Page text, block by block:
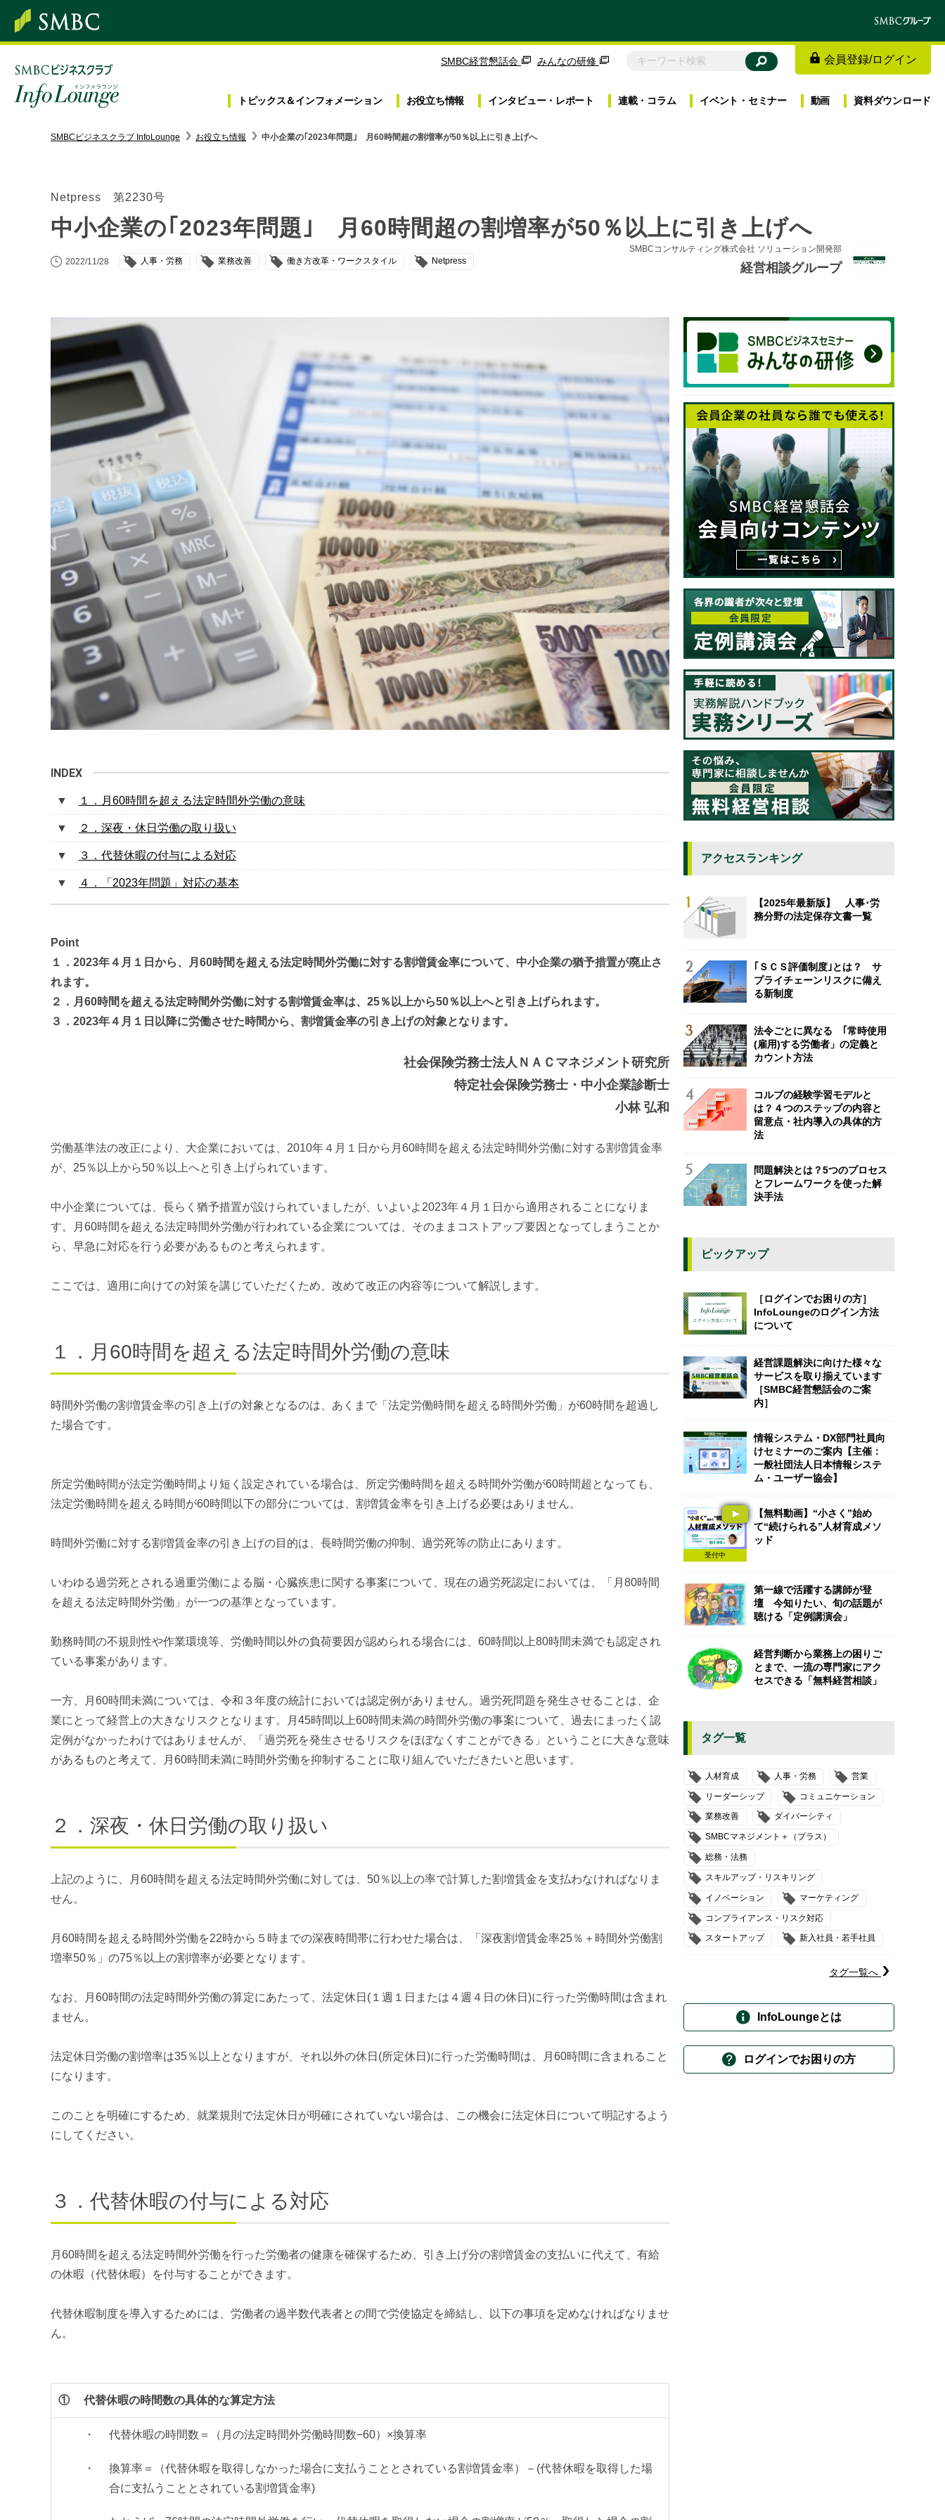
SMBC経営懇話会 みんなの研修 会員登録/ログイン
トピックス＆インフォメーション お役立ち情報 インタビュー・ レポート 連載・ コラム イベント・ セミナー 動画 資料ダウンロード
トピックス＆インフォメーション
連載・コラム
イベント・セミナー
資料ダウンロード
プライバシーポリシー
本サイトのご利用にあたって
お問い合わせ
運営会社
SMBCビジネスクラブ InfoLounge お役立ち情報 中小企業の｢2023年問題｣ 月60時間超の割増率が50％以上に引き上げへ
Netpress 第2230号
中小企業の｢2023年問題｣ 月60時間超の割増率が50％以上に引き上げへ
2022/11/28 人事・労務 業務改善 働き方改革・ワークスタイル Netpress
SMBCコンサルティング株式会社 ソリューション開発部
経営相談グループ
１．月60時間を超える法定時間外労働の意味
２．深夜・休日労働の取り扱い
３．代替休暇の付与による対応
４．「2023年問題」対応の基本
Point
１．2023年４月１日から、月60時間を超える法定時間外労働に対する割増賃金率について、中小企業の猶予措置が廃止さ
れます。
２．月60時間を超える法定時間外労働に対する割増賃金率は、25％以上から50％以上へと引き上げられます。
３．2023年４月１日以降に労働させた時間から、割増賃金率の引き上げの対象となります。
社会保険労務士法人ＮＡＣマネジメント研究所
特定社会保険労務士・中小企業診断士
小林 弘和
労働基準法の改正により、大企業においては、2010年４月１日から月60時間を超える法定時間外労働に対する割増賃金率
が、25％以上から50％以上へと引き上げられています。
中小企業については、長らく猶予措置が設けられていましたが、いよいよ2023年４月１日から適用されることになりま
す。月60時間を超える法定時間外労働が行われている企業については、そのままコストアップ要因となってしまうことか
ら、早急に対応を行う必要があるものと考えられます。
ここでは、適用に向けての対策を講じていただくため、改めて改正の内容等について解説します。
１．月60時間を超える法定時間外労働の意味
時間外労働の割増賃金率の引き上げの対象となるのは、あくまで「法定労働時間を超える時間外労働」が60時間を超過し
た場合です。
所定労働時間が法定労働時間より短く設定されている場合は、所定労働時間を超える時間外労働が60時間超となっても、
法定労働時間を超える時間が60時間以下の部分については、割増賃金率を引き上げる必要はありません。
時間外労働に対する割増賃金率の引き上げの目的は、長時間労働の抑制、過労死等の防止にあります。
いわゆる過労死とされる過重労働による脳・心臓疾患に関する事案について、現在の過労死認定においては、「月80時間
を超える法定時間外労働」が一つの基準となっています。
勤務時間の不規則性や作業環境等、労働時間以外の負荷要因が認められる場合には、60時間以上80時間未満でも認定され
ている事案があります。
一方、月60時間未満については、令和３年度の統計においては認定例がありません。過労死問題を発生させることは、企
業にとって経営上の大きなリスクとなります。月45時間以上60時間未満の時間外労働の事案について、過去にまったく認
定例がなかったわけではありませんが、「過労死を発生させるリスクをほぼなくすことができる」ということに大きな意味
があるものと考えて、月60時間未満に時間外労働を抑制することに取り組んでいただきたいと思います。
２．深夜・休日労働の取り扱い
上記のように、月60時間を超える法定時間外労働に対しては、50％以上の率で計算した割増賃金を支払わなければなりま
せん。
月60時間を超える時間外労働を22時から５時までの深夜時間帯に行わせた場合は、「深夜割増賃金率25％＋時間外労働割
増率50％」の75％以上の割増率が必要となります。
なお、月60時間の法定時間外労働の算定にあたって、法定休日(１週１日または４週４日の休日)に行った労働時間は含まれ
ません。
法定休日労働の割増率は35％以上となりますが、それ以外の休日(所定休日)に行った労働時間は、月60時間に含まれること
になります。
このことを明確にするため、就業規則で法定休日が明確にされていない場合は、この機会に法定休日について明記するよう
にしてください。
３．代替休暇の付与による対応
月60時間を超える法定時間外労働を行った労働者の健康を確保するため、引き上げ分の割増賃金の支払いに代えて、有給
の休暇（代替休暇）を付与することができます。
代替休暇制度を導入するためには、労働者の過半数代表者との間で労使協定を締結し、以下の事項を定めなければなりませ
ん。
① 代替休暇の時間数の具体的な算定方法
・ 代替休暇の時間数＝（月の法定時間外労働時間数−60）×換算率
・
換算率＝（代替休暇を取得しなかった場合に支払うこととされている割増賃金率）－(代替休暇を取得した場
合に支払うこととされている割増賃金率)
アクセスランキング
【2025年最新版】 人事･労
務分野の法定保存文書一覧
｢ＳＣＳ評価制度｣とは？ サ
プライチェーンリスクに備え
る新制度
法令ごとに異なる ｢常時使用
(雇用)する労働者」の定義と
カウント方法
コルブの経験学習モデルと
は？４つのステップの内容と
留意点・社内導入の具体的方
法
問題解決とは？5つのプロセス
とフレームワークを使った解
決手法
ピックアップ
［ログインでお困りの方］
InfoLoungeのログイン方法
について
経営課題解決に向けた様々な
サービスを取り揃えています
［SMBC経営懇話会のご案
内］
情報システム・DX部門社員向
けセミナーのご案内【主催：
一般社団法人日本情報システ
ム・ユーザー協会】
受付中
【無料動画】“小さく”始め
て“続けられる”人材育成メソ
ッド
第一線で活躍する講師が登
壇 今知りたい、旬の話題が
聴ける「定例講演会」
経営判断から業務上の困りご
とまで、一流の専門家にアク
セスできる「無料経営相談」
タグ一覧
人材育成 人事・労務 営業
リーダーシップ コミュニケーション
業務改善 ダイバーシティ
SMBCマネジメント＋（プラス）
総務・法務
スキルアップ・リスキリング
イノベーション マーケティング
コンプライアンス・リスク対応
スタートアップ 新入社員・若手社員
タグ一覧へ
InfoLoungeとは
ログインでお困りの方